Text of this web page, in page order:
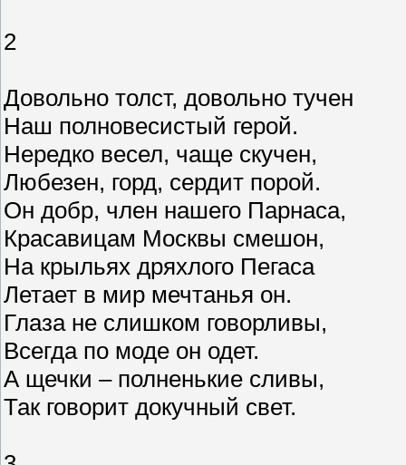
2
Довольно толст, довольно тучен
Наш полновесистый герой.
Нередко весел, чаще скучен,
Любезен, горд, сердит порой.
Он добр, член нашего Парнаса,
Красавицам Москвы смешон,
На крыльях дряхлого Пегаса
Летает в мир мечтанья он.
Глаза не слишком говорливы,
Всегда по моде он одет.
А щечки – полненькие сливы,
Так говорит докучный свет.